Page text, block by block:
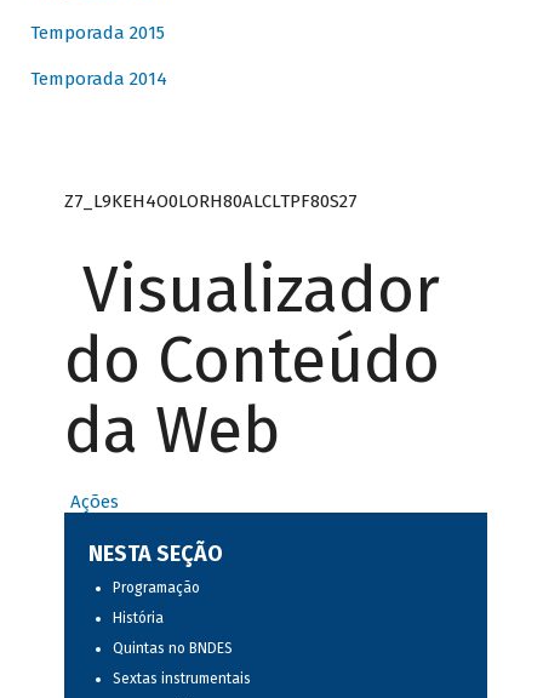
Temporada 2015
Temporada 2014
Z7_L9KEH4O0LORH80ALCLTPF80S27
Visualizador
do Conteúdo
da Web
Ações
NESTA SEÇÃO
Programação
História
Quintas no BNDES
Sextas instrumentais